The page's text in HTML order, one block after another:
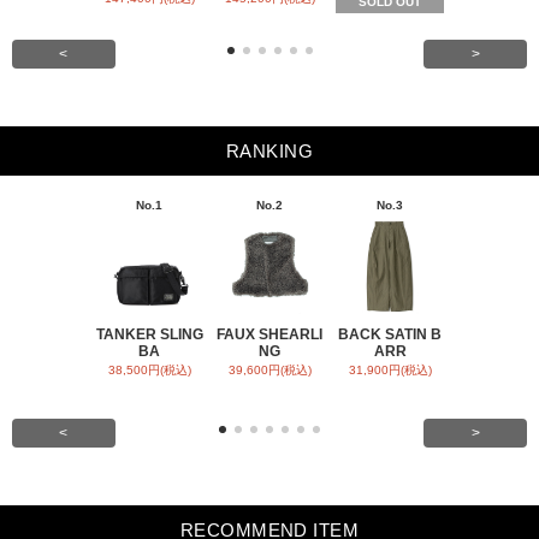
< >
RANKING
No.1
TANKER SLING
BA
38,500円(税込)
No.2
FAUX SHEARLI
NG
39,600円(税込)
No.3
BACK SATIN B
ARR
31,900円(税込)
< >
RECOMMEND ITEM